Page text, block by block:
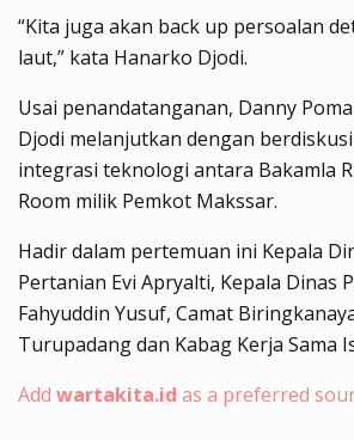
“Kita juga akan back up persoalan
laut,” kata Hanarko Djodi.
Usai penandatanganan, Danny
Djodi melanjutkan dengan
integrasi teknologi antara Bakamla
Room milik Pemkot Makssar.
Hadir dalam pertemuan ini Kepala
Pertanian Evi Apryalti, Kepala Dinas
Fahyuddin Yusuf, Camat
Turupadang dan Kabag Kerja Sama
Add wartakita.id as a preferred